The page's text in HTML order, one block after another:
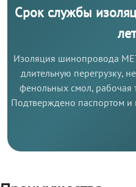
Срок службы
лет
Изоляция шинопровода
длительную перегрузку,
фенольных смол, рабочая
Подтверждено паспортом и